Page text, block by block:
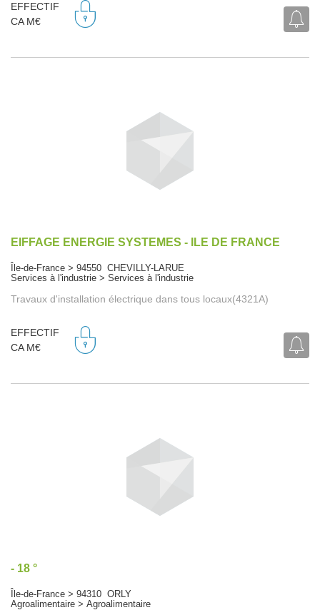
EFFECTIF
CA M€
EIFFAGE ENERGIE SYSTEMES - ILE DE FRANCE
Île-de-France > 94550 CHEVILLY-LARUE
Services à l'industrie > Services à l'industrie
Travaux d'installation électrique dans tous locaux(4321A)
EFFECTIF
CA M€
- 18 °
Île-de-France > 94310 ORLY
Agroalimentaire > Agroalimentaire